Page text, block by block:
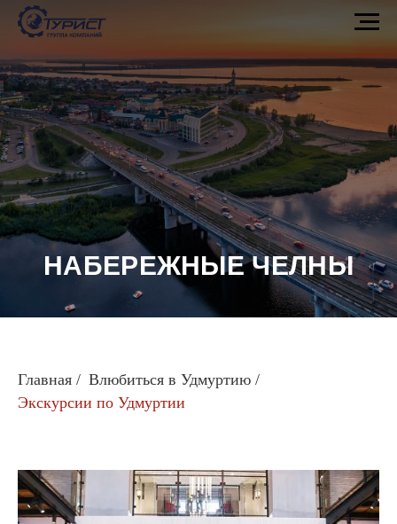
НАБЕРЕЖНЫЕ ЧЕЛНЫ
Главная / Влюбиться в Удмуртию /
Экскурсии по Удмуртии